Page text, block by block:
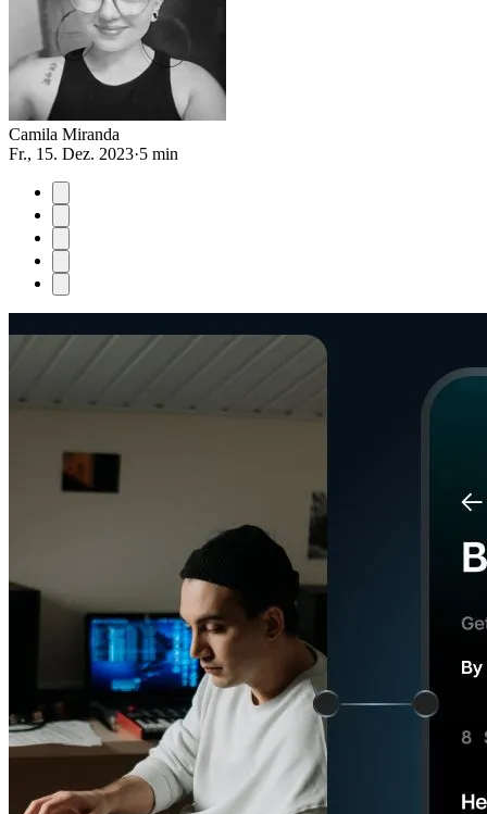
Camila Miranda
Fr., 15. Dez. 2023·5 min